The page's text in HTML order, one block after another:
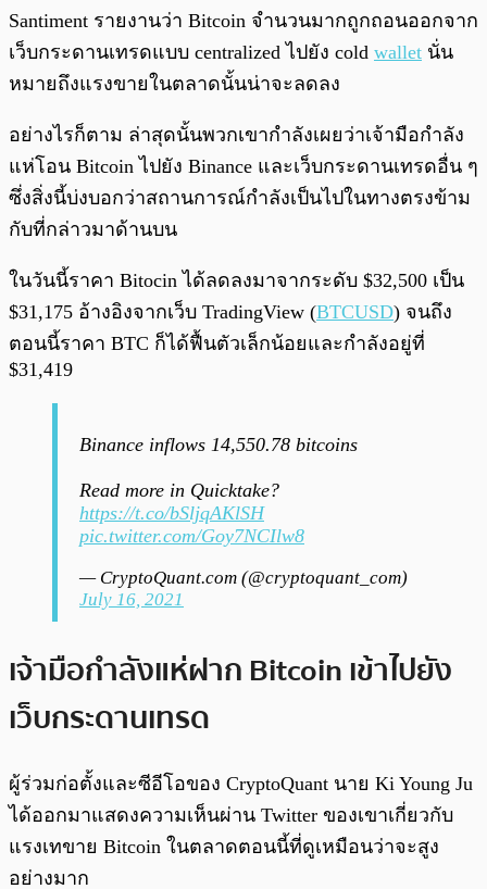
Santiment รายงานว่า Bitcoin จำนวนมากถูกถอนออกจาก
เว็บกระดานเทรดแบบ centralized ไปยัง cold wallet นั่น
หมายถึงแรงขายในตลาดนั้นน่าจะลดลง
อย่างไรก็ตาม ล่าสุดนั้นพวกเขากำลังเผยว่าเจ้ามือกำลัง
แห่โอน Bitcoin ไปยัง Binance และเว็บกระดานเทรดอื่น ๆ
ซึ่งสิ่งนี้บ่งบอกว่าสถานการณ์กำลังเป็นไปในทางตรงข้าม
กับที่กล่าวมาด้านบน
ในวันนี้ราคา Bitocin ได้ลดลงมาจากระดับ $32,500 เป็น
$31,175 อ้างอิงจากเว็บ TradingView (BTCUSD) จนถึง
ตอนนี้ราคา BTC ก็ได้ฟื้นตัวเล็กน้อยและกำลังอยู่ที่
$31,419
Binance inflows 14,550.78 bitcoins
Read more in Quicktake?
https://t.co/bSljqAKlSH
pic.twitter.com/Goy7NCIlw8
— CryptoQuant.com (@cryptoquant_com)
July 16, 2021
เจ้ามือกำลังแห่ฝาก Bitcoin เข้าไปยัง
เว็บกระดานเทรด
ผู้ร่วมก่อตั้งและซีอีโอของ CryptoQuant นาย Ki Young Ju
ได้ออกมาแสดงความเห็นผ่าน Twitter ของเขาเกี่ยวกับ
แรงเทขาย Bitcoin ในตลาดตอนนี้ที่ดูเหมือนว่าจะสูง
อย่างมาก